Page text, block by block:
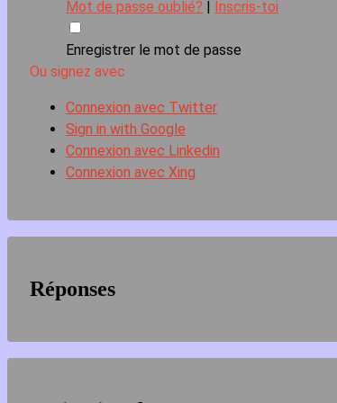
Mot de passe oublié? Inscris-toi
Enregistrer le mot de passe
Ou signez avec
Connexion avec Twitter
Sign in with Google
Connexion avec Linkedin
Connexion avec Xing
Réponses